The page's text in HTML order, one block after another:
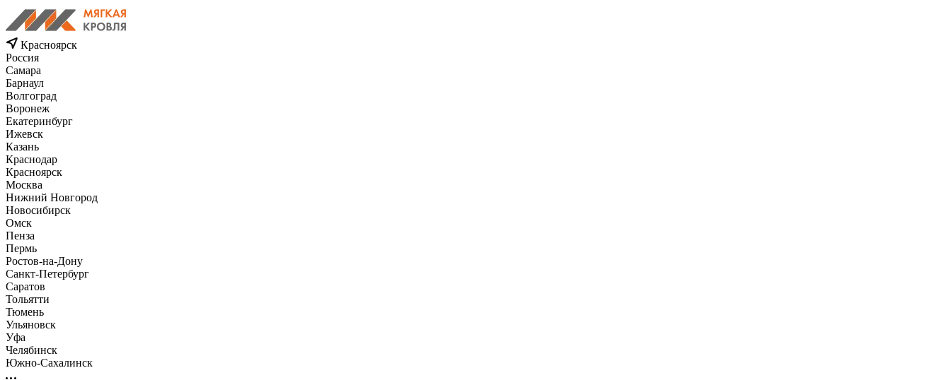
Красноярск
Россия
Самара
Барнаул
Волгоград
Воронеж
Екатеринбург
Ижевск
Казань
Краснодар
Красноярск
Москва
Нижний Новгород
Новосибирск
Омск
Пенза
Пермь
Ростов-на-Дону
Санкт-Петербург
Саратов
Тольятти
Тюмень
Ульяновск
Уфа
Челябинск
Южно-Сахалинск